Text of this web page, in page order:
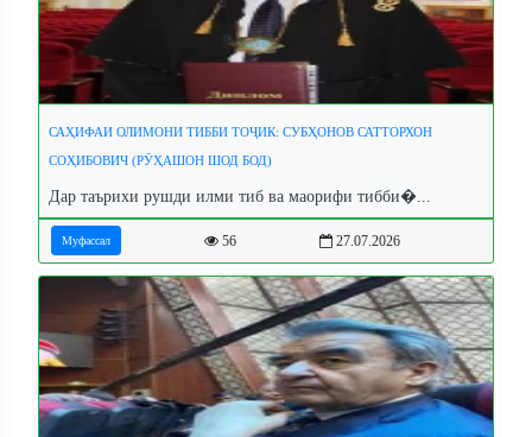
САҲИФАИ ОЛИМОНИ ТИББИ ТОҶИК: СУБҲОНОВ САТТОРХОН
СОҲИБОВИЧ (РӮҲАШОН ШОД БОД)
Дар таърихи рушди илми тиб ва маорифи тибби�...
Муфассал 56 27.07.2026